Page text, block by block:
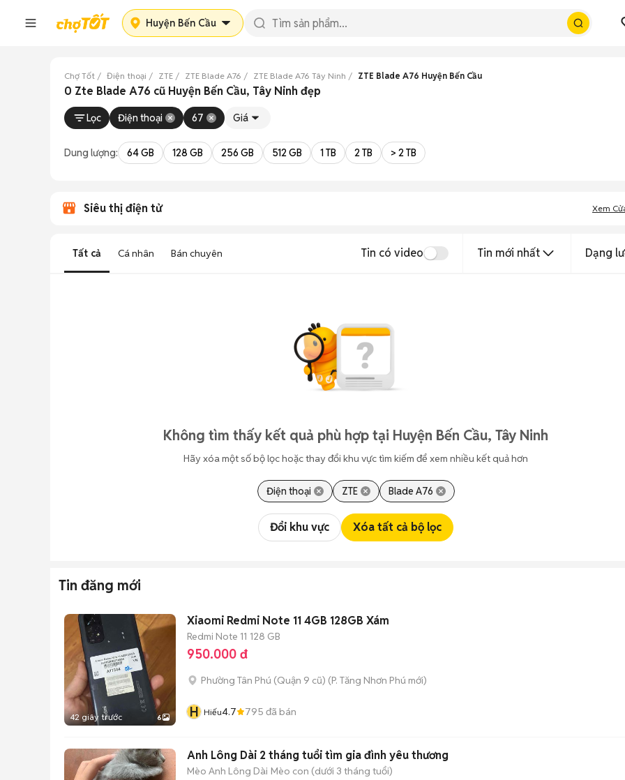
Huyện Bến Cầu
Chợ Tốt Điện thoại ZTE ZTE Blade A76 ZTE Blade A76 Tây Ninh ZTE Blade A76 Huyện Bến Cầu
0 Zte Blade A76 cũ Huyện Bến Cầu, Tây Ninh đẹp
Lọc Điện thoại 67 Giá
Dung lượng: 64 GB 128 GB 256 GB 512 GB 1 TB 2 TB > 2 TB
Siêu thị điện tử Xem
Tất cả Cá nhân Bán chuyên Tin có video Tin mới nhất Dạng
Không tìm thấy kết quả phù hợp tại Huyện Bến Cầu, Tây Ninh
Hãy xóa một số bộ lọc hoặc thay đổi khu vực tìm kiếm để xem nhiều kết quả hơn
Điện thoại ZTE Blade A76
Đổi khu vực Xóa tất cả bộ lọc
Tin đăng mới
42 giây trước 6
Xiaomi Redmi Note 11 4GB 128GB Xám
Redmi Note 11 128 GB
950.000 đ
Phường Tân Phú (Quận 9 cũ) (P. Tăng Nhơn Phú mới)
H Hiếu4.7 795 đã bán
Anh Lông Dài 2 tháng tuổi tìm gia đình yêu thương
Mèo Anh Lông Dài Mèo con (dưới 3 tháng tuổi)